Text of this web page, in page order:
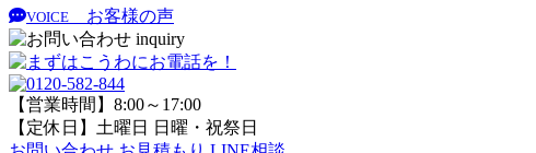
VOICE お客様の声
【営業時間】8:00～17:00
【定休日】土曜日 日曜・祝祭日